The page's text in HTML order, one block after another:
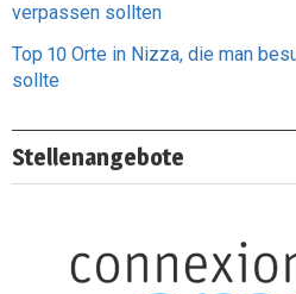
verpassen sollten
Top 10 Orte in Nizza, die man
sollte
Stellenangebote